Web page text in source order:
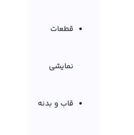
قطعات
نمایشی
قاب و بدنه